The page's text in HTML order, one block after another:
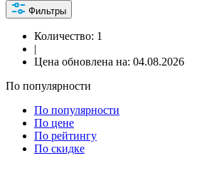
Фильтры
Количество: 1
|
Цена обновлена на: 04.08.2026
По популярности
По популярности
По цене
По рейтингу
По скидке